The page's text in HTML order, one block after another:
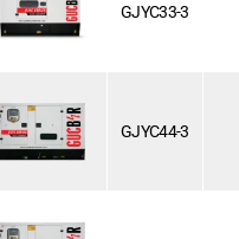
GJYC33-3
GJYC44-3